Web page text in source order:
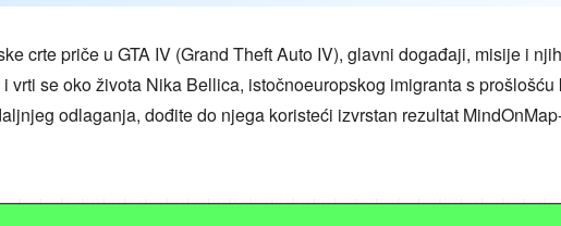
crte priče u GTA IV (Grand Theft Auto IV), glavni događaji, misije i
vrti se oko života Nika Bellica, istočnoeuropskog imigranta s
odlaganja, dođite do njega koristeći izvrstan rezultat